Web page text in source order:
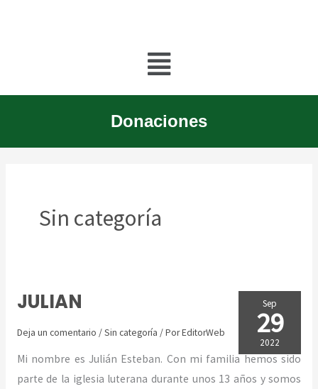
Menú
Donaciones
Sin categoría
JULIAN
Deja un comentario /Sin categoría / PorEditorWeb
Mi nombre es Julián Esteban. Con mi familia hemos sido
parte de la iglesia luterana durante unos 13 años y somos
JULIAN Sep
29
2022